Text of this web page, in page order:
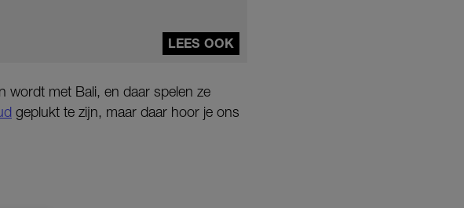
LEES OOK
wordt met Bali, en daar spelen ze
geplukt te zijn, maar daar hoor je ons